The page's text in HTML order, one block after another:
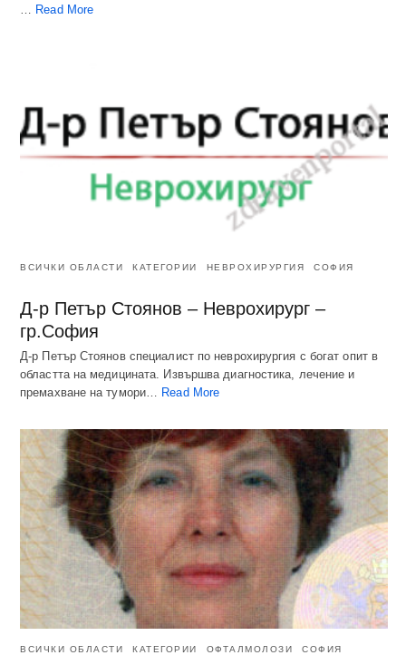
… Read More
ВСИЧКИ ОБЛАСТИ КАТЕГОРИИ НЕВРОХИРУРГИЯ СОФИЯ
Д-р Петър Стоянов – Неврохирург –
гр.София
Д-р Петър Стоянов специалист по неврохирургия с богат опит в
областта на медицината. Извършва диагностика, лечение и
премахване на тумори…
Read More
ВСИЧКИ ОБЛАСТИ КАТЕГОРИИ ОФТАЛМОЛОЗИ СОФИЯ